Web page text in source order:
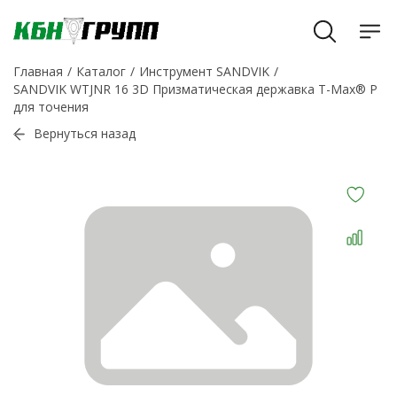
Главная Каталог
Инструмент SANDVIK
SANDVIK WTJNR 16 3D Призматическая державка T-Max® P
для точения
Вернуться назад